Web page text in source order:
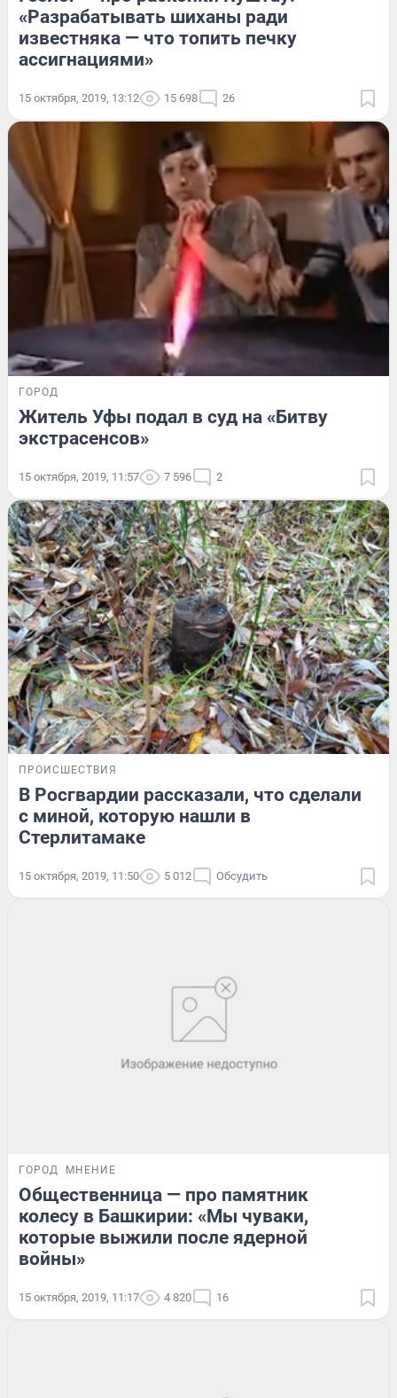
«Разрабатывать шиханы ради
известняка — что топить печку
ассигнациями»
15 октября, 2019, 13:12 15 698 26
ГОРОД
Житель Уфы подал в суд на «Битву
экстрасенсов»
15 октября, 2019, 11:57 7 596 2
ПРОИСШЕСТВИЯ
В Росгвардии рассказали, что сделали
с миной, которую нашли в
Стерлитамаке
15 октября, 2019, 11:50 5 012 Обсудить
ГОРОД МНЕНИЕ
Общественница — про памятник
колесу в Башкирии: «Мы чуваки,
которые выжили после ядерной
войны»
15 октября, 2019, 11:17 4 820 16